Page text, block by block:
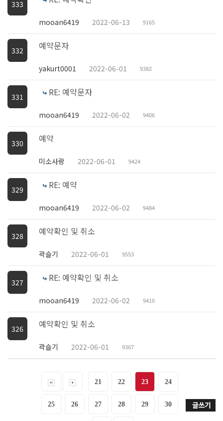
333
mooan6419 2022-06-13 9165
332 예약문자
yakurt0001 2022-06-01 9382
331 RE: 예약문자
mooan6419 2022-06-02 9406
330 예약
미소사랑 2022-06-01 9424
329 RE: 예약
mooan6419 2022-06-02 9484
328 예약확인 및 취소
곽슬기 2022-06-01 9553
327 RE: 예약확인 및 취소
mooan6419 2022-06-02 9410
326 예약확인 및 취소
곽슬기 2022-06-01 9367
21 22 23 24
25 26 27 28 29 30